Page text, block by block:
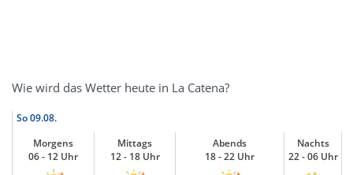
Wie wird das Wetter heute in La Catena?
So09.08.
Morgens
06 - 12 Uhr
Mittags
12 - 18 Uhr
Abends
18 - 22 Uhr
Nachts
22 - 06 Uhr